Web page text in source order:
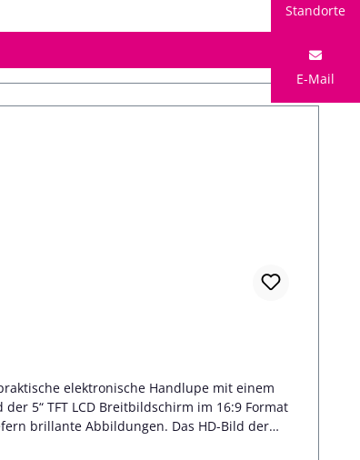
stufenweise Vergrößerung mit haptischen und
mit internem Gerätespeicher Zusätzlich als
freihändigem Arbeiten unter dem Display
Bessere Orientierung im Bild mit 3-facher
Tasten Individuelle
mit
RESET-Button geschützt angebracht
und Lanyard zum Umhängen der
elektronische Handlupe mit einem
5“ TFT LCD Breitbildschirm im 16:9 Format
brillante Abbildungen. Das HD-Bild der
Standorte
E-Mail